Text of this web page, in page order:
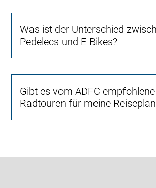
Was ist der Unterschied
Pedelecs und E-Bikes?
Gibt es vom ADFC empfohlene
Radtouren für meine